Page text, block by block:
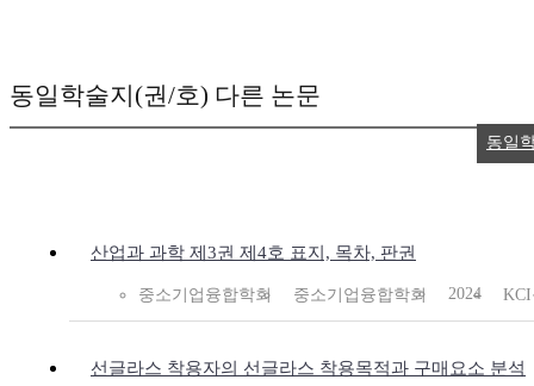
동일학술지(권/호) 다른 논문
산업과 과학 제3권 제4호 표지, 목차, 판권
중소기업융합학회 중소기업융합학회 2024
선글라스 착용자의 선글라스 착용목적과 구매요소 분석
동일